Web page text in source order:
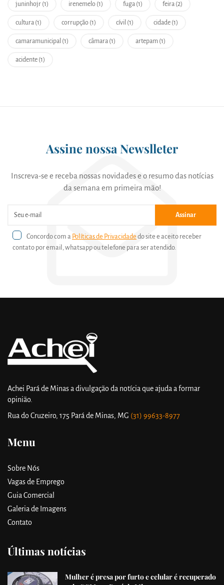
juninhojr (1) irenemelo (1) fuga (1) feira (2)
cultura (1) corrupção (1) cívil (1) cidade (1)
camaramunicipal (1) câmara (1) artepam (1)
acidente (1)
Assine nossa Newslleter
Inscreva-se e receba nossas novidades e o resumo das notícias
da semana em primeira mão!
Assinar
Concordo com a Políticas de Privacidade do site e aceito receber
contato por email, whatsapp ou telefone para ser atendido.
Achei Pará de Minas a divulgação da notícia que ajuda a formar
opinião.
Rua do Cruzeiro, 175 Pará de Minas, MG (31) 99633-8977
Menu
Sobre Nós
Vagas de Emprego
Guia Comercial
Galeria de Imagens
Contato
Últimas notícias
Mulher é presa por furto e celular é recuperado